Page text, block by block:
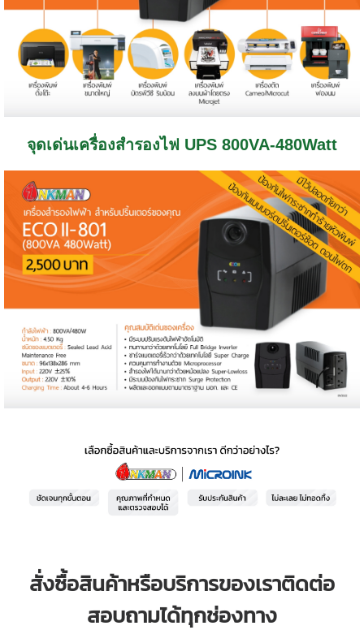
จุดเด่นเครื่องสำรองไฟ UPS 800VA-480Watt
สั่งซื้อสินค้าหรือบริการของเราติดต่อ
สอบถามได้ทุกช่องทาง